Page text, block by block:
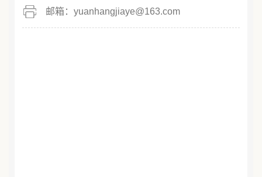
邮箱：yuanhangjiaye@163.com